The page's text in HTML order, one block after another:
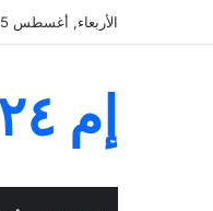
الأربعاء, أغسطس 5 2026
إم ٢٤ برس